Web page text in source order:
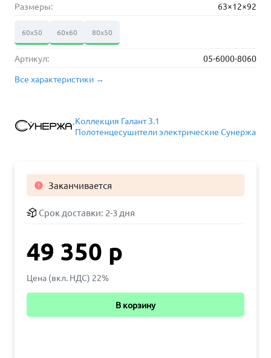
Размеры: 63×12×92
60х50 60х60 80х50
Артикул:
05-6000-8060
Все характеристики →
Коллекция Галант 3.1
Полотенцесушители электрические Сунержа
 Заканчивается
Срок доставки: 2-3 дня
49 350 р
Цена (вкл. НДС) 22%
В корзину